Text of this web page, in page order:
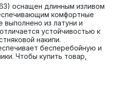
оснащен длинным изливом
комфортные
из латуни и
устойчивостью к
накипи.
бесперебойную и
Чтобы купить товар,